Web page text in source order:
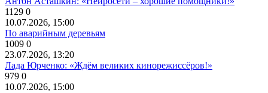
1129 0
10.07.2026, 15:00
По аварийным деревьям
1009 0
23.07.2026, 13:20
Лада Юрченко: «Ждём великих кинорежиссёров!»
979 0
10.07.2026, 15:00